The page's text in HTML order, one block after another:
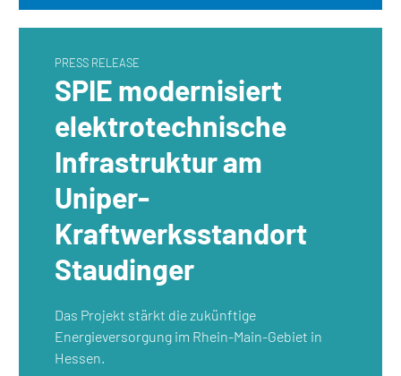
PRESS RELEASE
SPIE modernisiert
elektrotechnische
Infrastruktur am
Uniper-
Kraftwerksstandort
Staudinger
Das Projekt stärkt die zukünftige
Energieversorgung im Rhein-Main-Gebiet in
Hessen.